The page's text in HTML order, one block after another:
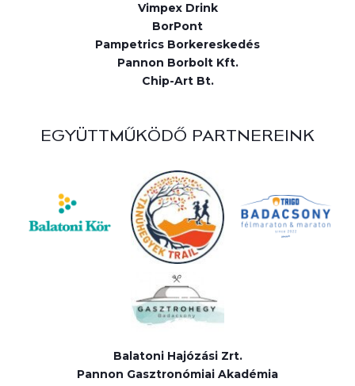
Vimpex Drink
BorPont
Pampetrics Borkereskedés
Pannon Borbolt Kft.
Chip-Art Bt.
EGYÜTTMŰKÖDŐ PARTNEREINK
Balatoni Hajózási Zrt.
Pannon Gasztronómiai Akadémia